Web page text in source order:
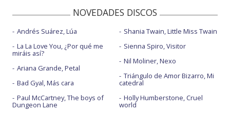
NOVEDADES DISCOS
Andrés Suárez, Lúa
La La Love You, ¿Por qué me
miráis así?
Ariana Grande, Petal
Bad Gyal, Más cara
Paul McCartney, The boys of
Dungeon Lane
Shania Twain, Little Miss Twain
Sienna Spiro, Visitor
Nil Moliner, Nexo
Triángulo de Amor Bizarro, Mi
catedral
Holly Humberstone, Cruel
world